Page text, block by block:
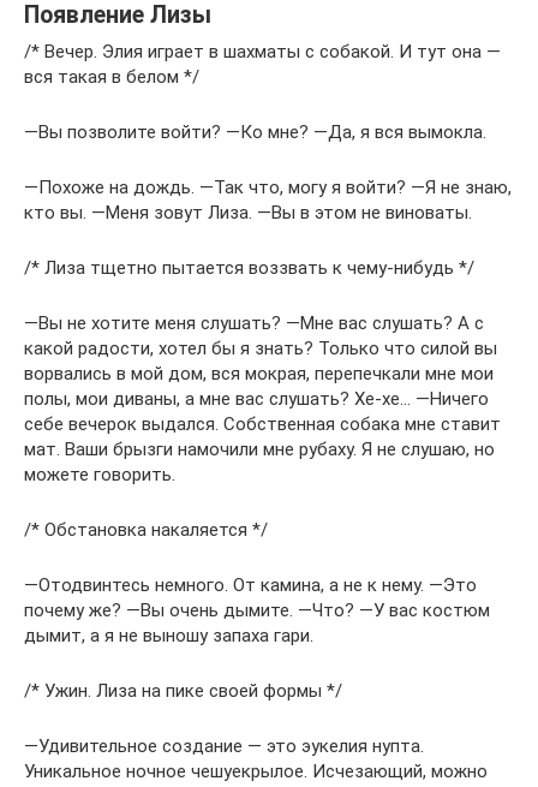
Появление Лизы
/* Вечер. Элия играет в шахматы с собакой. И тут она —
вся такая в белом */
―Вы позволите войти? ―Ко мне? ―Да, я вся вымокла.
―Похоже на дождь. ―Так что, могу я войти? ―Я не знаю,
кто вы. ―Меня зовут Лиза. ―Вы в этом не виноваты.
/* Лиза тщетно пытается воззвать к чему-нибудь */
―Вы не хотите меня слушать? ―Мне вас слушать? А с
какой радости, хотел бы я знать? Только что силой вы
ворвались в мой дом, вся мокрая, перепечкали мне мои
полы, мои диваны, а мне вас слушать? Хе-хе… ―Ничего
себе вечерок выдался. Собственная собака мне ставит
мат. Ваши брызги намочили мне рубаху. Я не слушаю, но
можете говорить.
/* Обстановка накаляется */
―Отодвинтесь немного. От камина, а не к нему. ―Это
почему же? ―Вы очень дымите. ―Что? ―У вас костюм
дымит, а я не выношу запаха гари.
/* Ужин. Лиза на пике своей формы */
―Удивительное создание — это эукелия нупта.
Уникальное ночное чешуекрылое. Исчезающий, можно